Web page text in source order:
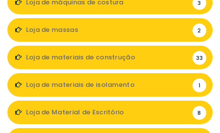
Loja de máquinas de costura 3
Loja de massas 2
Loja de materiais de construção 33
Loja de materiais de isolamento 1
Loja de Material de Escritório 8